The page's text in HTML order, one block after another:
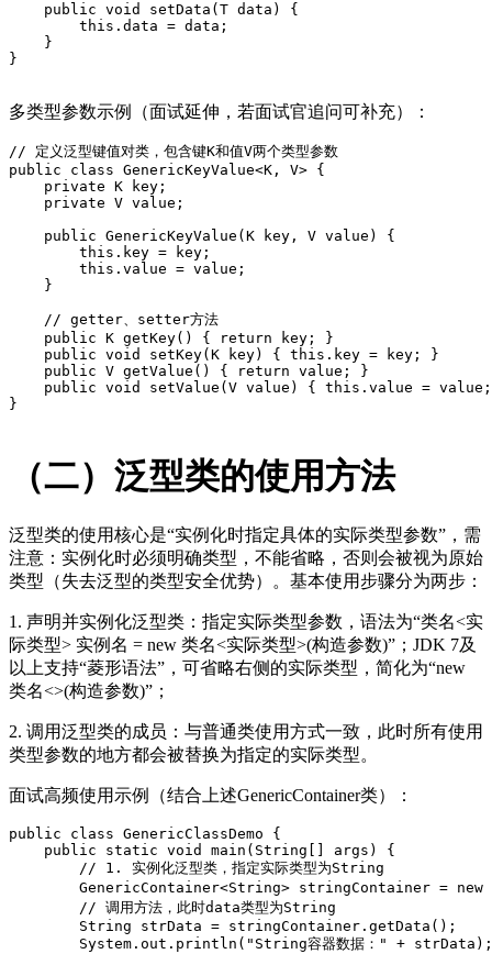
public void setData(T data ) {
this . data = data ;
    }
}
多类型参数示例（面试延伸，若面试官追问可补充）：
// 定义泛型键值对类，包含键K和值V两个类型参数
public
class GenericKeyValue<K, V> {
private K key;
private V value;
public GenericKeyValue (K key, V value)
{
this .key = key;
this .value = value;
    }
// getter、setter方法
public K getKey() { return key; }
public void setKey(K key) { this .key = key; }
public V getValue () { return value; }
public void setValue (V value) { this .value =
}
（二）泛型类的使用方法
泛型类的使用核心是“实例化时指定具体的实际类型参数”，需
注意：实例化时必须明确类型，不能省略，否则会被视为原始
类型（失去泛型的类型安全优势）。基本使用步骤分为两步：
1. 声明并实例化泛型类：指定实际类型参数，语法为“类名<实
际类型> 实例名 = new 类名<实际类型>(构造参数)”；JDK 7及
以上支持“菱形语法”，可省略右侧的实际类型，简化为“new
类名<>(构造参数)”；
2. 调用泛型类的成员：与普通类使用方式一致，此时所有使用
类型参数的地方都会被替换为指定的实际类型。
面试高频使用示例（结合上述GenericContainer类）：
public class GenericClassDemo {
public
static void main( String [] args) {
// 1. 实例化泛型类，指定实际类型为String
        GenericContainer<
String> stringContainer = new
// 调用方法，此时data类型为String
String strData = stringContainer.getData();
        System.out.println(
"String容器数据：" + strData);